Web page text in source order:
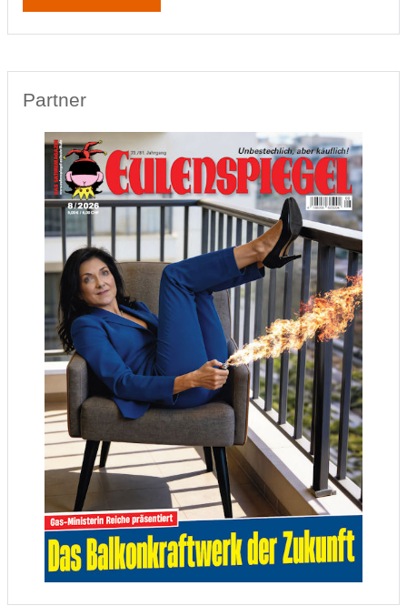
Partner